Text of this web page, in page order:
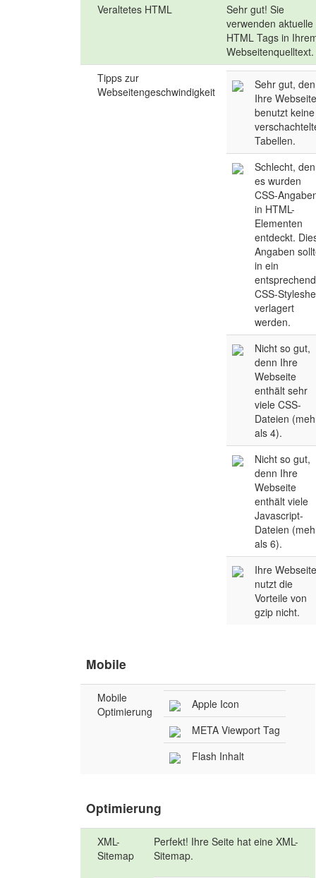
Veraltetes HTML
Sehr gut! Sie
verwenden aktuelle
HTML Tags in
Webseitenquelltext.
Tipps zur
Webseitengeschwindigkeit
Sehr gut,
Ihre
benutzt keine
Tabellen.
Schlecht,
es wurden
CSS-
in HTML-
Elementen
entdeckt.
Angaben
in ein
CSS-
verlagert
werden.
Nicht so gut,
denn Ihre
Webseite
enthält sehr
viele CSS-
Dateien
als 4).
Nicht so gut,
denn Ihre
Webseite
enthält viele
Javascript-
Dateien
als 6).
Ihre
nutzt die
Vorteile von
gzip nicht.
Mobile
Mobile
Optimierung
Apple Icon
META Viewport Tag
Flash Inhalt
Optimierung
XML-
Sitemap
Perfekt! Ihre Seite hat eine XML-
Sitemap.